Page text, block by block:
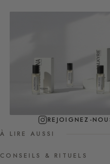
REJOIGNEZ-
À LIRE AUSSI
CONSEILS & RITUELS